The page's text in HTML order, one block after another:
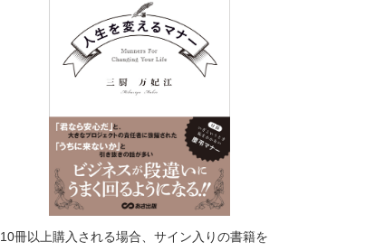
10冊以上購入される場合、サイン入りの書籍を